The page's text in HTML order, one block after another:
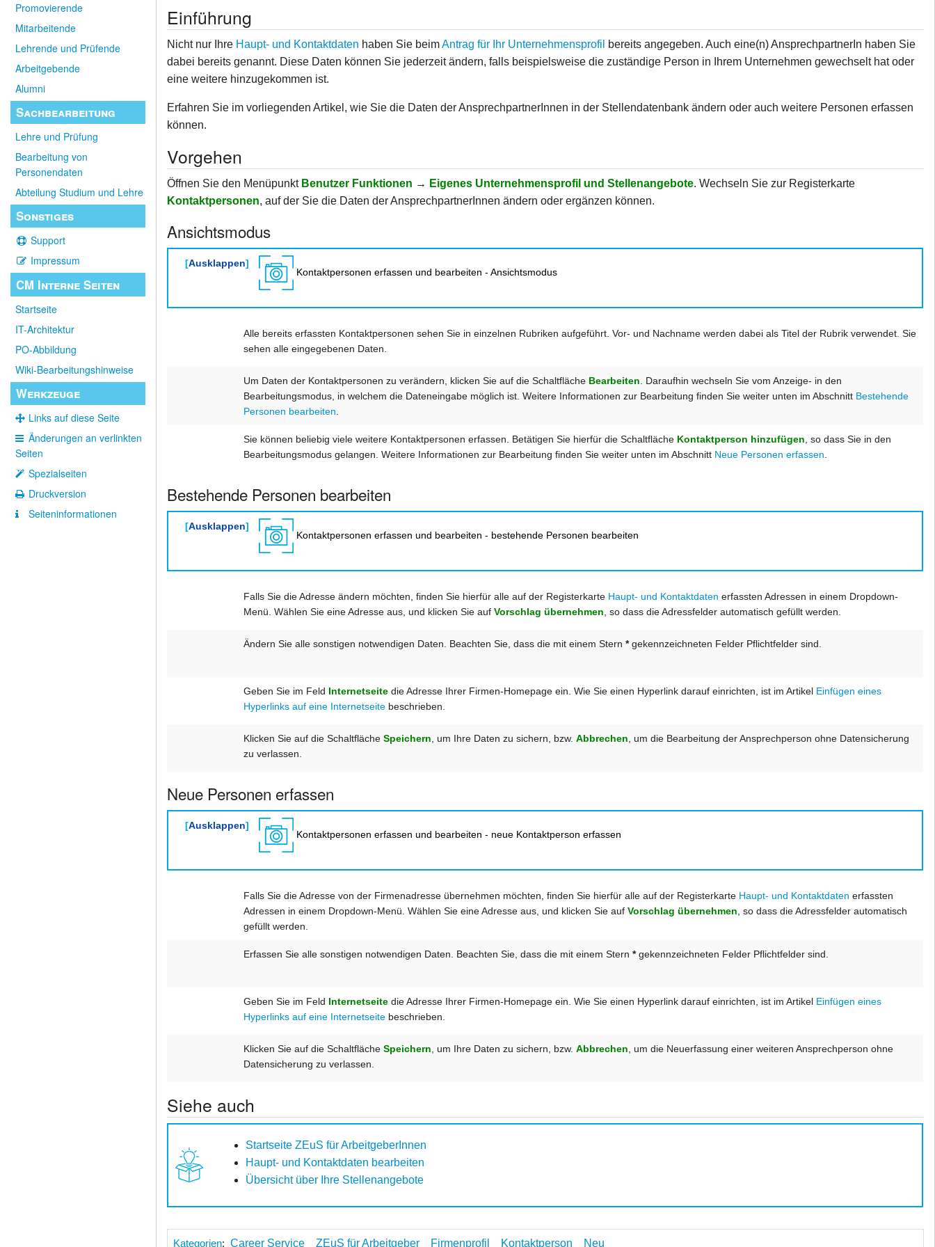
Promovierende
Mitarbeitende
Lehrende und Prüfende
Arbeitgebende
Alumni
Sachbearbeitung
Lehre und Prüfung
Bearbeitung von
Personendaten
Abteilung Studium und Lehre
Sonstiges
Support
Impressum
CM Interne Seiten
Startseite
IT-Architektur
PO-Abbildung
Wiki-Bearbeitungshinweise
Werkzeuge
Links auf diese Seite
Änderungen an verlinkten
Seiten
Spezialseiten
Druckversion
Seiten­­informationen
Einführung
Nicht nur Ihre Haupt- und Kontaktdaten haben Sie beimAntrag für Ihr Unternehmensprofil
bereits angegeben. Auch eine(n) AnsprechpartnerIn haben Sie
dabei bereits genannt. Diese Daten können Sie jederzeit ändern, falls beispielsweise die zuständige Person in Ihrem Unternehmen gewechselt hat oder
eine weitere hinzugekommen ist.
Erfahren Sie im vorliegenden Artikel, wie Sie die Daten der AnsprechpartnerInnen in der Stellendatenbank ändern oder auch weitere Personen erfassen
können.
Vorgehen
Öffnen Sie den Menüpunkt Benutzer Funktionen → Eigenes Unternehmensprofil und Stellenangebote. Wechseln Sie zur Registerkarte
Kontaktpersonen, auf der Sie die Daten der AnsprechpartnerInnen ändern oder ergänzen können.
Ansichtsmodus
Ausklappen
Kontaktpersonen erfassen und bearbeiten - Ansichtsmodus
Alle bereits erfassten Kontaktpersonen sehen Sie in einzelnen Rubriken aufgeführt. Vor- und Nachname werden dabei als Titel der Rubrik verwendet. Sie
sehen alle eingegebenen Daten.
Um Daten der Kontaktpersonen zu verändern, klicken Sie auf die Schaltfläche Bearbeiten . Daraufhin wechseln Sie vom Anzeige- in den
Bearbeitungsmodus, in welchem die Dateneingabe möglich ist. Weitere Informationen zur Bearbeitung finden Sie weiter unten im Abschnitt Bestehende
Personen bearbeiten
Sie können beliebig viele weitere Kontaktpersonen erfassen. Betätigen Sie hierfür die Schaltfläche Kontaktperson hinzufügen , so dass Sie in den
Bearbeitungsmodus gelangen. Weitere Informationen zur Bearbeitung finden Sie weiter unten im Abschnitt Neue Personen erfassen
Bestehende Personen bearbeiten
Ausklappen
Kontaktpersonen erfassen und bearbeiten - bestehende Personen bearbeiten
Falls Sie die Adresse ändern möchten, finden Sie hierfür alle auf der Registerkarte Haupt- und Kontaktdaten erfassten Adressen in einem Dropdown-
Menü. Wählen Sie eine Adresse aus, und klicken Sie aufVorschlag übernehmen , so dass die Adressfelder automatisch gefüllt werden.
Ändern Sie alle sonstigen notwendigen Daten. Beachten Sie, dass die mit einem Stern*gekennzeichneten Felder Pflichtfelder sind.
Geben Sie im Feld Internetseite die Adresse Ihrer Firmen-Homepage ein. Wie Sie einen Hyperlink darauf einrichten, ist im Artikel Einfügen eines
Hyperlinks auf eine Internetseite beschrieben.
Klicken Sie auf die SchaltflächeSpeichern , um Ihre Daten zu sichern, bzw.Abbrechen , um die Bearbeitung der Ansprechperson ohne Datensicherung
zu verlassen.
Neue Personen erfassen
Ausklappen
Kontaktpersonen erfassen und bearbeiten - neue Kontaktperson erfassen
Falls Sie die Adresse von der Firmenadresse übernehmen möchten, finden Sie hierfür alle auf der Registerkarte Haupt- und Kontaktdaten erfassten
Adressen in einem Dropdown-Menü. Wählen Sie eine Adresse aus, und klicken Sie aufVorschlag übernehmen , so dass die Adressfelder automatisch
gefüllt werden.
Erfassen Sie alle sonstigen notwendigen Daten. Beachten Sie, dass die mit einem Stern*gekennzeichneten Felder Pflichtfelder sind.
Geben Sie im Feld Internetseite die Adresse Ihrer Firmen-Homepage ein. Wie Sie einen Hyperlink darauf einrichten, ist im Artikel Einfügen eines
Hyperlinks auf eine Internetseite beschrieben.
Klicken Sie auf die SchaltflächeSpeichern , um Ihre Daten zu sichern, bzw.Abbrechen , um die Neuerfassung einer weiteren Ansprechperson ohne
Datensicherung zu verlassen.
Siehe auch
Startseite ZEuS für ArbeitgeberInnen
Haupt- und Kontaktdaten bearbeiten
Übersicht über Ihre Stellenangebote
Kategorien: Career Service ZEuS für Arbeitgeber Firmenprofil Kontaktperson Neu